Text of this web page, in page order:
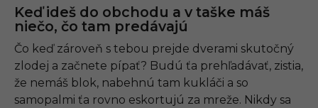
Keď ideš do obchodu a v taške máš
niečo, čo tam predávajú
Čo keď zároveň s tebou prejde dverami skutočný
zlodej a začnete pípať? Budú ťa prehľadávať, zistia,
že nemáš blok, nabehnú tam kukláči a so
samopalmi ťa rovno eskortujú za mreže. Nikdy sa